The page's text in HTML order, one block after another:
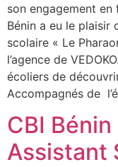
son engagement en
Bénin a eu le plaisir
scolaire « Le
l’agence de
écoliers de
Accompagnés de
CBI
Assistant